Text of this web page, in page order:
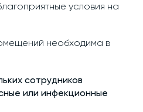
условия на
необходима в
сотрудников
или инфекционные